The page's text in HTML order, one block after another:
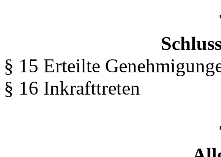
§ 15 Erteilte
§ 16 Inkrafttreten